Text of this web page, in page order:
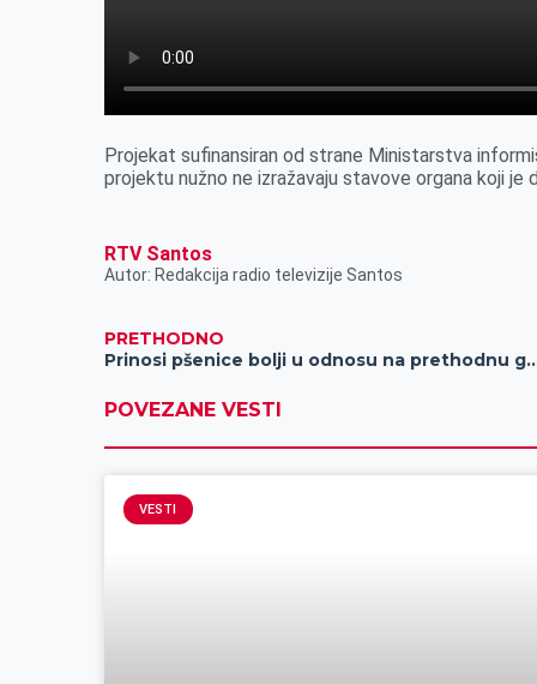
Projekat sufinansiran od strane Ministarstva
projektu nužno ne izražavaju stavove organa koji je
RTV Santos
Autor: Redakcija radio televizije Santos
PRETHODNO
Prinosi pšenice bolji u odnosu na
POVEZANE VESTI
VESTI